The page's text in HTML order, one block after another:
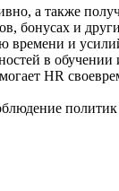
а также
бонусах и
времени и
в
HR